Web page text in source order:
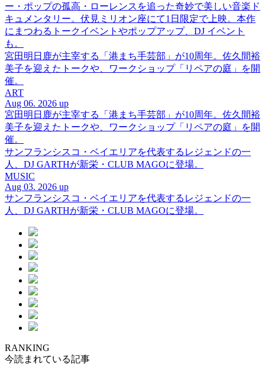
ー・ポップの孤高・ローレンスを追った奇妙で美しい音楽ド
キュメンタリー。伏見ミリオン座にて1日限定で上映。本作
にまつわるトークイベントやポップアップ、DJ イベント
も。
宮田明日鹿が主宰する「港まち手芸部」が10周年。佐久間裕
美子を迎えたトークや、ワークショップ「リペアの庭」を開
催。
ART
Aug 06. 2026 up
宮田明日鹿が主宰する「港まち手芸部」が10周年。佐久間裕
美子を迎えたトークや、ワークショップ「リペアの庭」を開
催。
サンフランシスコ・ベイエリアを代表するレジェンドの一
人、DJ GARTHが新栄・CLUB MAGOに登場。
MUSIC
Aug 03. 2026 up
サンフランシスコ・ベイエリアを代表するレジェンドの一
人、DJ GARTHが新栄・CLUB MAGOに登場。
RANKING
今読まれている記事